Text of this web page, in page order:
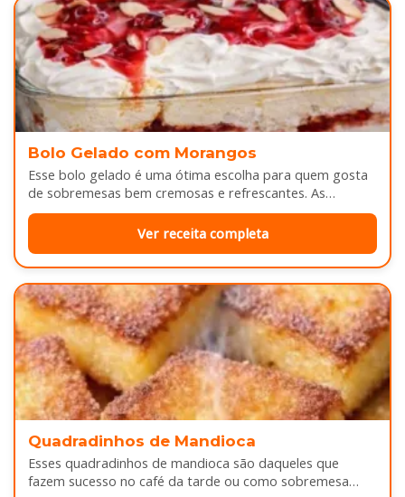
Bolo Gelado com Morangos
Esse bolo gelado é uma ótima escolha para quem gosta
de sobremesas bem cremosas e refrescantes. As
camadas de massa…
Ver receita completa
Quadradinhos de Mandioca
Esses quadradinhos de mandioca são daqueles que
fazem sucesso no café da tarde ou como sobremesa